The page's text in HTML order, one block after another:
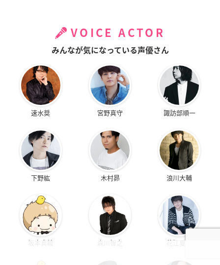
VOICE ACTOR
みんなが気になっている声優さん
速水奨 宮野真守 諏訪部順一
下野紘 木村昴 浪川大輔
坂本真綾 森川智之 花江夏樹